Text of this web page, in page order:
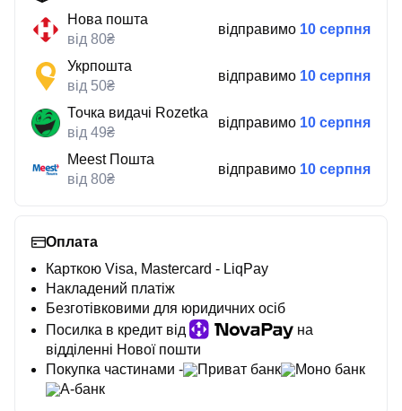
Нова пошта
від 80₴
відправимо 10 серпня
Укрпошта
від 50₴
відправимо 10 серпня
Точка видачі Rozetka
від 49₴
відправимо 10 серпня
Meest Пошта
від 80₴
відправимо 10 серпня
Оплата
Карткою Visa, Mastercard - LiqPay
Накладений платіж
Безготівковими для юридичних осіб
Посилка в кредит від
на
відділенні Нової пошти
Покупка частинами -
Приват банк
Моно банк
А-банк